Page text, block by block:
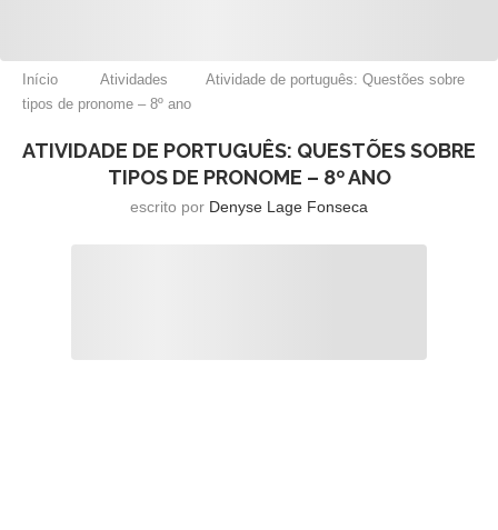
Início Atividades
Atividade de português: Questões sobre
tipos de pronome – 8º ano
ATIVIDADE DE PORTUGUÊS: QUESTÕES SOBRE
TIPOS DE PRONOME – 8º ANO
escrito por Denyse Lage Fonseca